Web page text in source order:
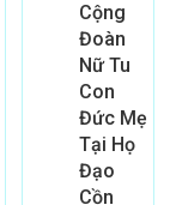
Cộng
Đoàn
Nữ Tu
Con
Đức Mẹ
Tại Họ
Đạo
Cồn